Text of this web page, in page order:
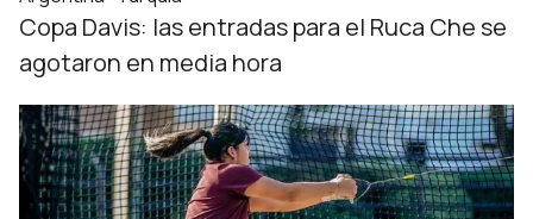
Copa Davis: las entradas para el Ruca Che se
agotaron en media hora